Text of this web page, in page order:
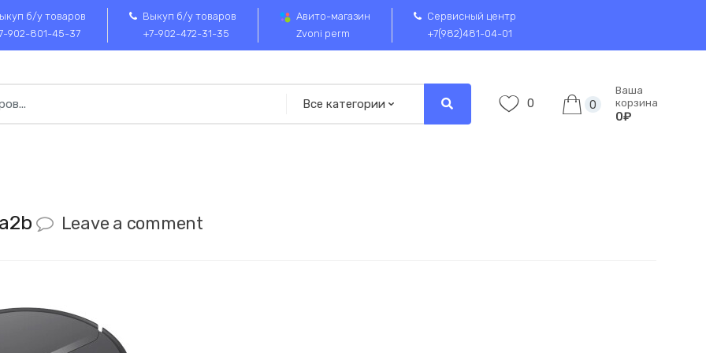
б/у товаров
902-801-45-37
Выкуп б/у товаров
+7-902-472-31-35
Авито-магазин
Zvoni perm
Сервисный центр
+7(982)481-04-01
0 0
Ваша
корзина
0₽
Leave a comment